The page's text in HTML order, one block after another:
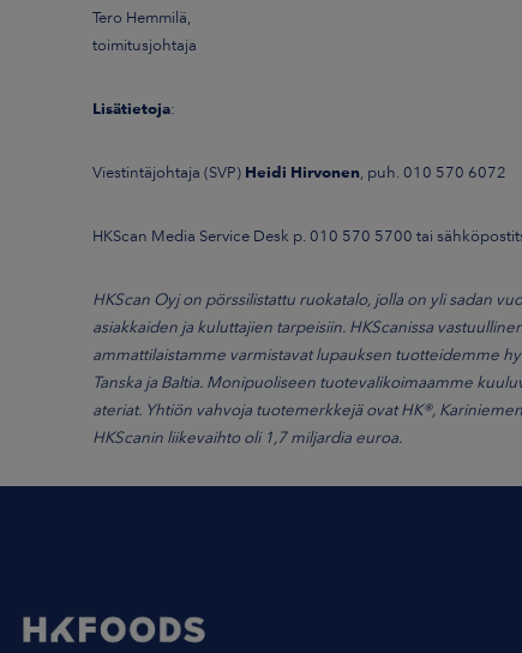
Tero Hemmilä,
toimitusjohtaja
Lisätietoja:
Viestintäjohtaja (SVP) Heidi Hirvonen , puh. 010 570 6072
HKScan Media Service Desk p. 010 570 5700 tai
HKScan Oyj on pörssilistattu ruokatalo, jolla on yli sadan
asiakkaiden ja kuluttajien tarpeisiin. HKScanissa
ammattilaistamme varmistavat lupauksen tuotteidemme
Tanska ja Baltia. Monipuoliseen tuotevalikoimaamme
ateriat. Yhtiön vahvoja tuotemerkkejä ovat HK®,
HKScanin liikevaihto oli 1,7 miljardia euroa.